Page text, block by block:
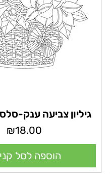
גיליון צביעה ענק-
מחיר
₪18.00
הוספה לסל